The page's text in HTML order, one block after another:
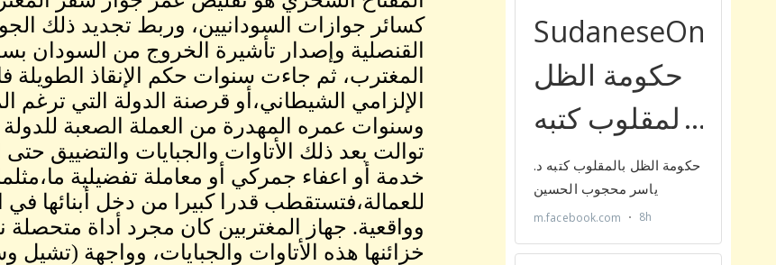
كسائر جوازات السودانيين، وربط تجديد ذلك
القنصلية وإصدار تأشيرة الخروج من السودان
المغترب، ثم جاءت سنوات حكم الإنقاذ الطويلة
الإلزامي الشيطاني،أو قرصنة الدولة التي
وسنوات عمره المهدرة من العملة الصعبة
توالت بعد ذلك الأتاوات والجبايات والتضييق
خدمة أو اعفاء جمركي أو معاملة تفضيلية
للعمالة،فتستقطب قدرا كبيرا من دخل أبنائها
وواقعية. جهاز المغتربين كان مجرد أداة
خزائنها هذه الأتاوات والجبايات، وواجهة